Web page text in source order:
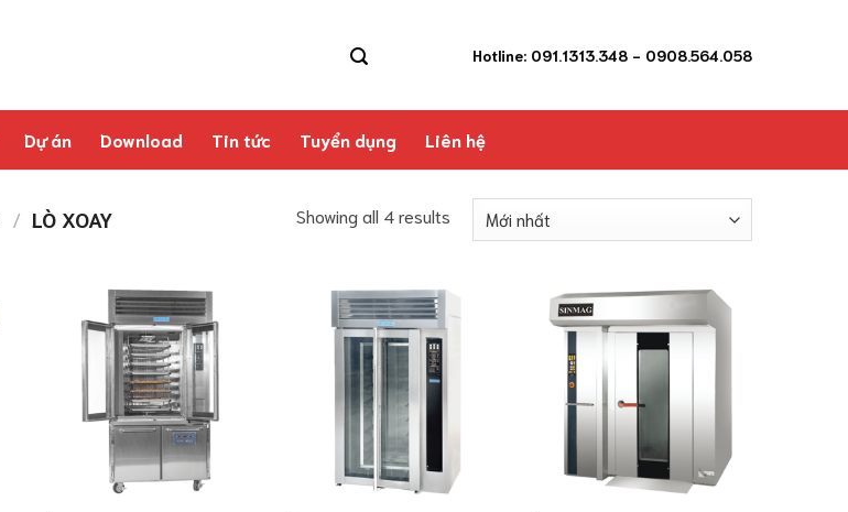
Hotline: 091.1313.348 - 0908.564.058
Dự án Download Tin tức Tuyển dụng Liên hệ
/ LÒ XOAY Showing all 4 results